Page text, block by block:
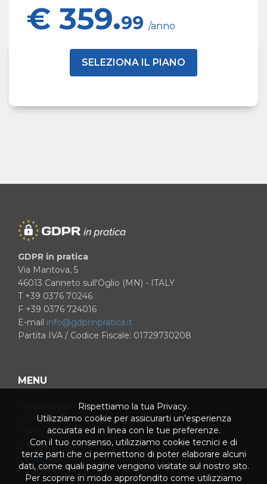
€ 359.99 /anno
SELEZIONA IL PIANO
GDPR in pratica
Via Mantova, 5
46013 Canneto sull'Oglio (MN) - ITALY
T +39 0376 70246
F +39 0376 724016
E-mail info@gdprinpratica.it
Partita IVA / Codice Fiscale: 01729730208
MENU
Chi siamo
Strumenti
News & Press
Glossario
Contatti
Rispettiamo la tua Privacy.
Utilizziamo cookie per assicurarti un’esperienza
accurata ed in linea con le tue preferenze.
Con il tuo consenso, utilizziamo cookie tecnici e di
terze parti che ci permettono di poter elaborare alcuni
dati, come quali pagine vengono visitate sul nostro sito.
Per scoprire in modo approfondito come utilizziamo